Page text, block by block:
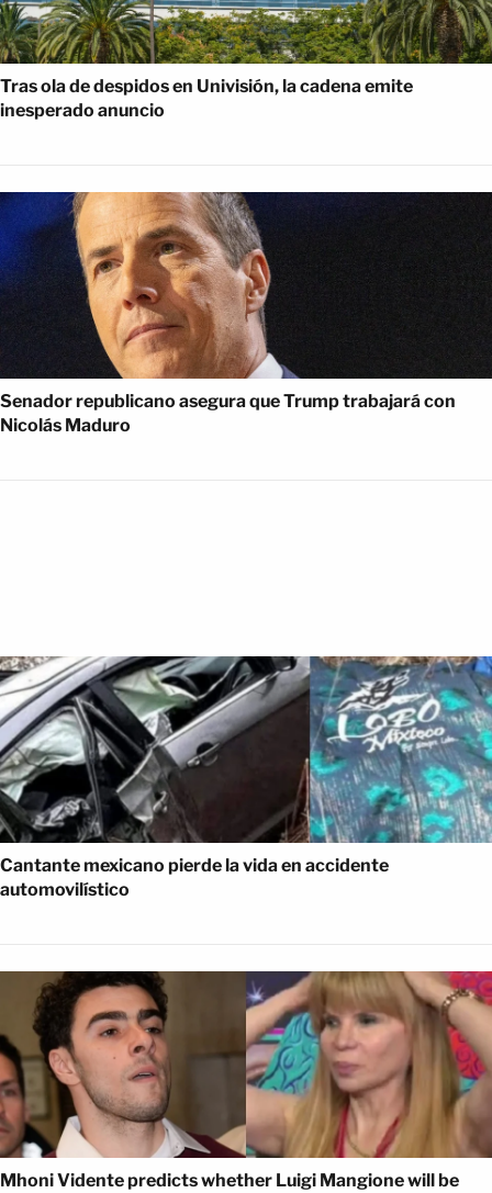
Tras ola de despidos en Univisión, la cadena emite
inesperado anuncio
Senador republicano asegura que Trump trabajará con
Nicolás Maduro
Cantante mexicano pierde la vida en accidente
automovilístico
Mhoni Vidente predicts whether Luigi Mangione will be